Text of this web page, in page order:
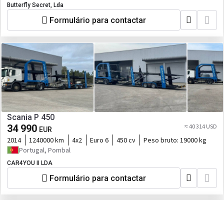
Butterfly Secret, Lda
Formulário para contactar
Scania P 450
34 990 EUR ≈ 40 314 USD
2014 1240000 km 4x2 Euro 6 450 cv Peso bruto: 19000 kg
Portugal, Pombal
CAR4YOU II LDA
Formulário para contactar